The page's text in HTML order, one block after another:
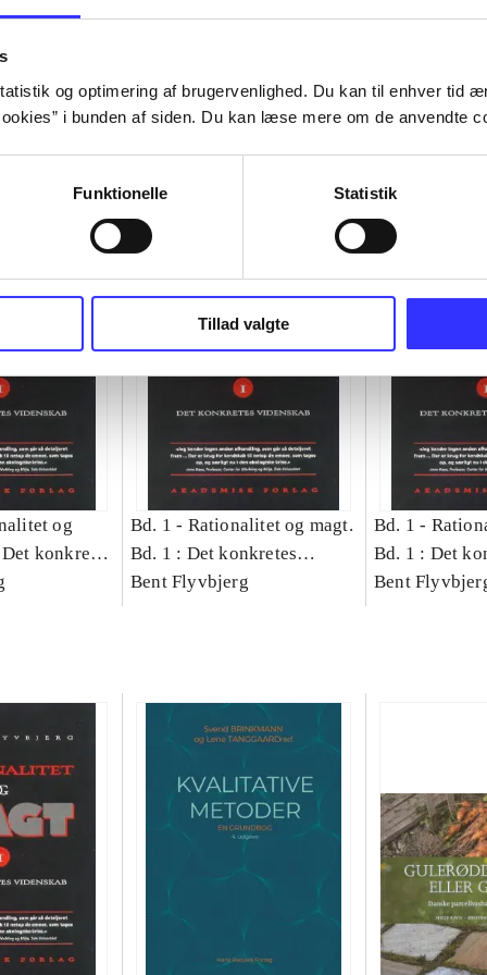
og optimering af brugervenlighed. Du kan til enhver tid
i bunden af siden. Du kan læse mere om de anvendte
Funktionelle Statistik
Tillad valgte
og
konkretes
Bd. 1 - Rationalitet og magt.
Bd. 1 : Det konkretes
videnskab
Bent Flyvbjerg
Bd. 1 -
Bd. 1 : Det
videnskab
Bent